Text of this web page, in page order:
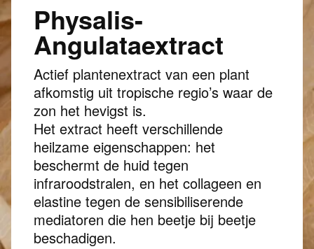
Physalis-
Angulataextract
Actief plantenextract van een plant
afkomstig uit tropische regio’s waar de
zon het hevigst is.
Het extract heeft verschillende
heilzame eigenschappen: het
beschermt de huid tegen
infraroodstralen, en het collageen en
elastine tegen de sensibiliserende
mediatoren die hen beetje bij beetje
beschadigen.